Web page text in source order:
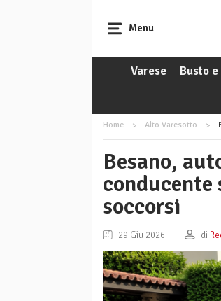
Menu
Varese Busto
Home Alto Varesotto
Besano,
soccorsi
29 Giu 2026 di